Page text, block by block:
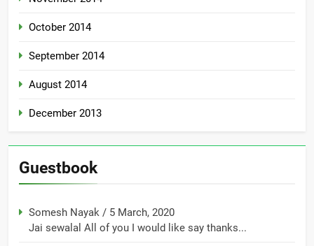
October 2014
September 2014
August 2014
December 2013
Guestbook
Somesh Nayak / 5 March, 2020
Jai sewalal All of you I would like say thanks...